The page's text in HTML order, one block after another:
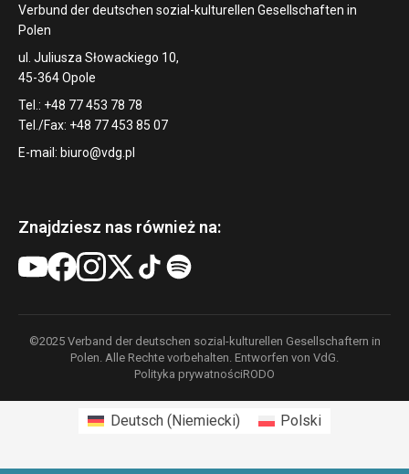
Verbund der deutschen sozial-kulturellen Gesellschaften in
Polen
ul. Juliusza Słowackiego 10,
45-364 Opole
Tel.: +48 77 453 78 78
Tel./Fax: +48 77 453 85 07
E-mail: biuro@vdg.pl
Znajdziesz nas również na:
©2025 Verband der deutschen sozial-kulturellen Gesellschaftern in
Polen. Alle Rechte vorbehalten. Entworfen von VdG.
Polityka prywatnościRODO
Deutsch(Niemiecki) Polski